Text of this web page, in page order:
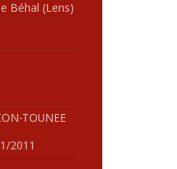
Béhal (Lens)
TOUNEE
2011